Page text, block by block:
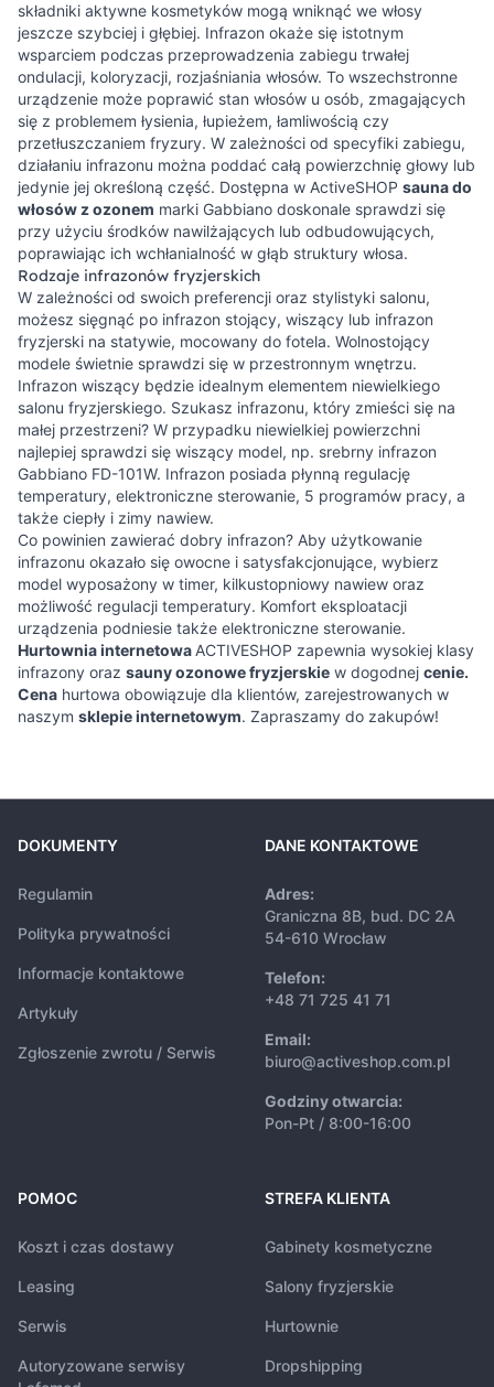
składniki aktywne kosmetyków mogą wniknąć we włosy
jeszcze szybciej i głębiej. Infrazon okaże się istotnym
wsparciem podczas przeprowadzenia zabiegu trwałej
ondulacji, koloryzacji, rozjaśniania włosów. To wszechstronne
urządzenie może poprawić stan włosów u osób, zmagających
się z problemem łysienia, łupieżem, łamliwością czy
przetłuszczaniem fryzury. W zależności od specyfiki zabiegu,
działaniu infrazonu można poddać całą powierzchnię głowy lub
jedynie jej określoną część. Dostępna w ActiveSHOP sauna do
włosów z ozonem marki Gabbiano doskonale sprawdzi się
przy użyciu środków nawilżających lub odbudowujących,
poprawiając ich wchłanialność w głąb struktury włosa.
Rodzaje infrazonów fryzjerskich
W zależności od swoich preferencji oraz stylistyki salonu,
możesz sięgnąć po infrazon stojący, wiszący lub infrazon
fryzjerski na statywie, mocowany do fotela. Wolnostojący
modele świetnie sprawdzi się w przestronnym wnętrzu.
Infrazon wiszący będzie idealnym elementem niewielkiego
salonu fryzjerskiego. Szukasz infrazonu, który zmieści się na
małej przestrzeni? W przypadku niewielkiej powierzchni
najlepiej sprawdzi się wiszący model, np. srebrny infrazon
Gabbiano FD-101W. Infrazon posiada płynną regulację
temperatury, elektroniczne sterowanie, 5 programów pracy, a
także ciepły i zimy nawiew.
Co powinien zawierać dobry infrazon? Aby użytkowanie
infrazonu okazało się owocne i satysfakcjonujące, wybierz
model wyposażony w timer, kilkustopniowy nawiew oraz
możliwość regulacji temperatury. Komfort eksploatacji
urządzenia podniesie także elektroniczne sterowanie.
Hurtownia internetowa ACTIVESHOP zapewnia wysokiej klasy
infrazony oraz sauny ozonowe fryzjerskie w dogodnej cenie.
Cena hurtowa obowiązuje dla klientów, zarejestrowanych w
naszym sklepie internetowym. Zapraszamy do zakupów!
DOKUMENTY
Regulamin
Polityka prywatności
Informacje kontaktowe
Artykuły
Zgłoszenie zwrotu / Serwis
DANE KONTAKTOWE
Adres:
Graniczna 8B, bud. DC 2A
54-610 Wrocław
Telefon:
+48 71 725 41 71
Email:
biuro@activeshop.com.pl
Godziny otwarcia:
Pon-Pt / 8:00-16:00
POMOC
Koszt i czas dostawy
Leasing
Serwis
Autoryzowane serwisy
STREFA KLIENTA
Gabinety kosmetyczne
Salony fryzjerskie
Hurtownie
Dropshipping